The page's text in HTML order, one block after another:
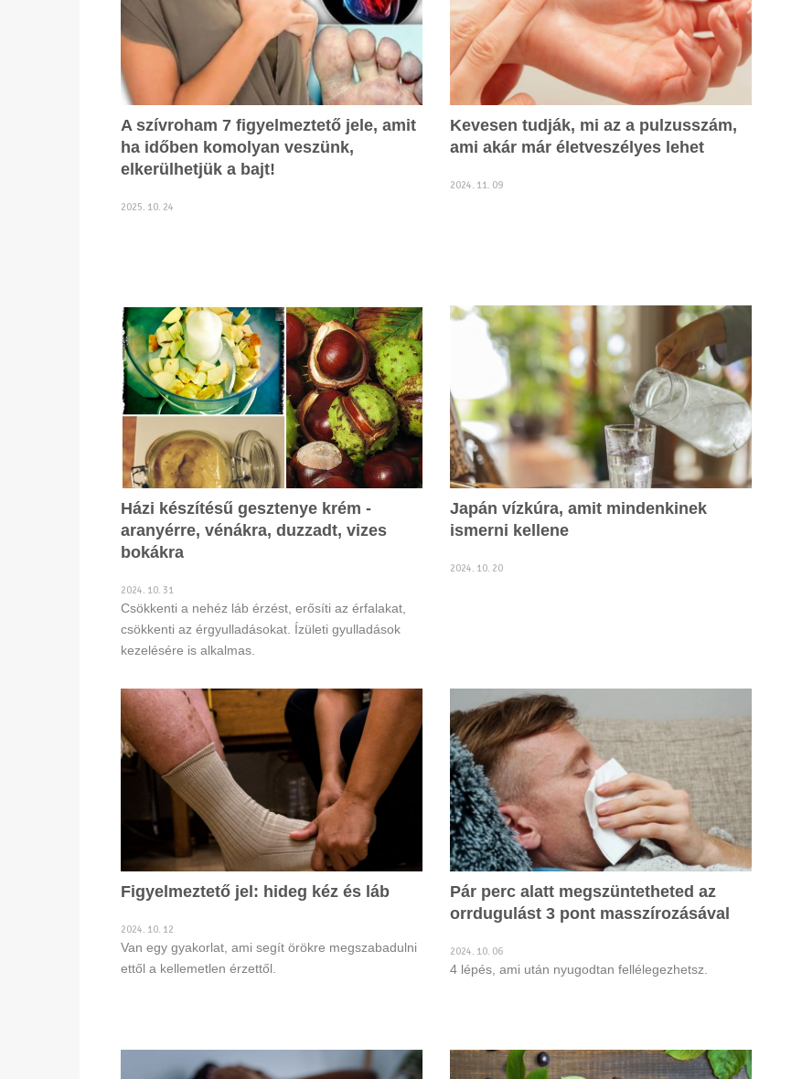
A szívroham 7 figyelmeztető jele, amit
ha időben komolyan veszünk,
elkerülhetjük a bajt!
2025. 10. 24
Kevesen tudják, mi az a pulzusszám,
ami akár már életveszélyes lehet
2024. 11. 09
Házi készítésű gesztenye krém -
aranyérre, vénákra, duzzadt, vizes
bokákra
2024. 10. 31
Csökkenti a nehéz láb érzést, erősíti az érfalakat,
csökkenti az érgyulladásokat. Ízületi gyulladások
kezelésére is alkalmas.
Japán vízkúra, amit mindenkinek
ismerni kellene
2024. 10. 20
Figyelmeztető jel: hideg kéz és láb
2024. 10. 12
Van egy gyakorlat, ami segít örökre megszabadulni
ettől a kellemetlen érzettől.
Pár perc alatt megszüntetheted az
orrdugulást 3 pont masszírozásával
2024. 10. 06
4 lépés, ami után nyugodtan fellélegezhetsz.